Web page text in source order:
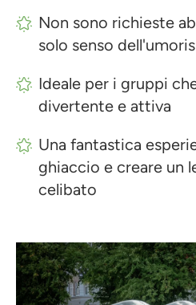
Non sono richieste
solo senso
Ideale per i gruppi
divertente e attiva
Una fantastica
ghiaccio e creare un
celibato